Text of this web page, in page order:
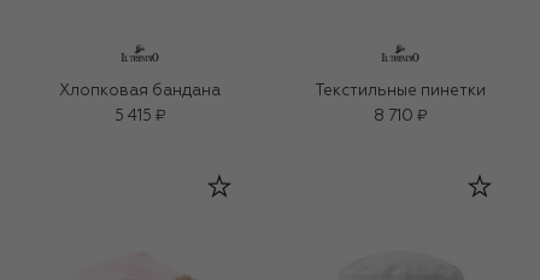
Хлопковая бандана
5 415 ₽
Текстильные пинетки
8 710 ₽